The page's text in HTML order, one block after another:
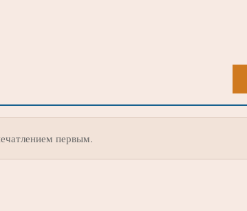
первым.